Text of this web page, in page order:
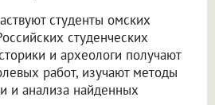
студенты омских
студенческих
и археологи получают
работ, изучают методы
и анализа найденных